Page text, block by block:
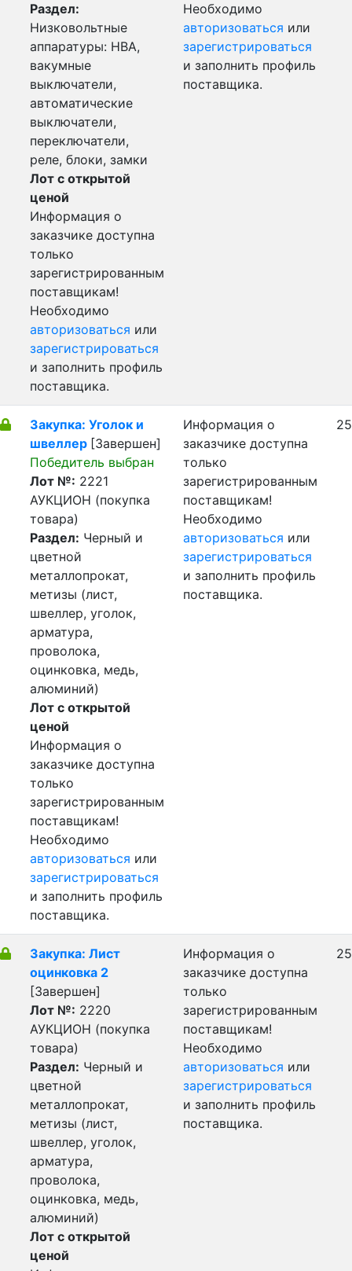
Раздел:
Низковольтные
аппаратуры: НВА,
вакумные
выключатели,
автоматические
выключатели,
переключатели,
реле, блоки, замки
Лот с открытой
ценой
Информация о
заказчике доступна
только
зарегистрированным
поставщикам!
Необходимо
авторизоваться или
зарегистрироваться
и заполнить профиль
поставщика.
Необходимо
авторизоваться или
зарегистрироваться
и заполнить профиль
поставщика.
Закупка: Уголок и
швеллер [Завершен]
Победитель выбран
Лот №: 2221
АУКЦИОН (покупка
товара)
Раздел: Черный и
цветной
металлопрокат,
метизы (лист,
швеллер, уголок,
арматура,
проволока,
оцинковка, медь,
алюминий)
Лот с открытой
ценой
Информация о
заказчике доступна
только
зарегистрированным
поставщикам!
Необходимо
авторизоваться или
зарегистрироваться
и заполнить профиль
поставщика.
Информация о
заказчике доступна
только
зарегистрированным
поставщикам!
Необходимо
авторизоваться или
зарегистрироваться
и заполнить профиль
поставщика.
Закупка: Лист
оцинковка 2
[Завершен]
Лот №: 2220
АУКЦИОН (покупка
товара)
Раздел: Черный и
цветной
металлопрокат,
метизы (лист,
швеллер, уголок,
арматура,
проволока,
оцинковка, медь,
алюминий)
Лот с открытой
ценой
Информация о
заказчике доступна
только
зарегистрированным
поставщикам!
Необходимо
авторизоваться или
зарегистрироваться
и заполнить профиль
поставщика.